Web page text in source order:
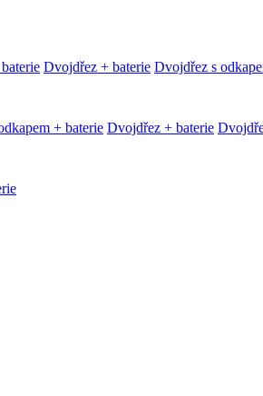
Dvojdřez + baterie Dvojdřez s
+ baterie Dvojdřez + baterie